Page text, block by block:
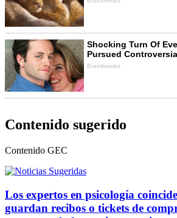
Contenido sugerido
Contenido GEC
Los expertos en psicología
guardan recibos o tickets de